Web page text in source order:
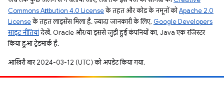
Commons Attribution 4.0 Licenseके तहत और कोड के नमूनों कोApache 2.0
Licenseके तहत लाइसेंस मिला है. ज़्यादा जानकारी के लिए, Google Developers
साइट नीतियांदेखें. Oracle और/या इससे जुड़ी हुई कंपनियों का, Java एक रजिस्टर
किया हुआ ट्रेडमार्क है.
आखिरी बार 2024-03-12 (UTC) को अपडेट किया गया.